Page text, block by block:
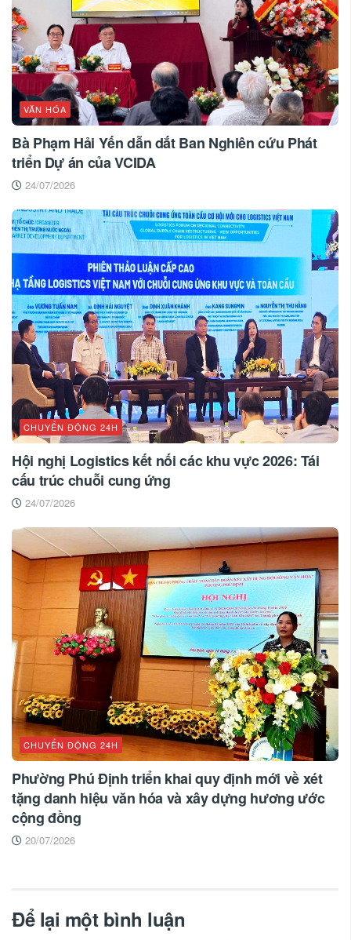
VĂN HÓA
Bà Phạm Hải Yến dẫn dắt Ban Nghiên cứu Phát
triển Dự án của VCIDA
24/07/2026
CHUYỂN ĐỘNG 24H
Hội nghị Logistics kết nối các khu vực 2026: Tái
cấu trúc chuỗi cung ứng
24/07/2026
CHUYỂN ĐỘNG 24H
Phường Phú Định triển khai quy định mới về xét
tặng danh hiệu văn hóa và xây dựng hương ước
cộng đồng
20/07/2026
Để lại một bình luận